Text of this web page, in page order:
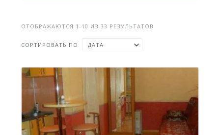
ОТОБРАЖАЮТСЯ 1-10 ИЗ 33 РЕЗУЛЬТАТОВ
СОРТИРОВАТЬ ПО ДАТА